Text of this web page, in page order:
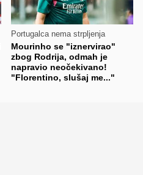
Portugalca nema strpljenja
Mourinho se "iznervirao"
zbog Rodrija, odmah je
napravio neočekivano!
"Florentino, slušaj me..."